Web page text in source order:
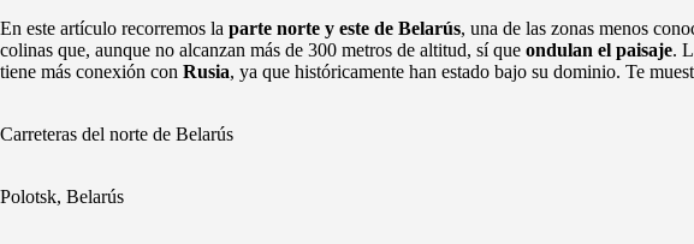
En este artículo recorremos la parte norte y este de Belarús, una de las zonas menos
colinas que, aunque no alcanzan más de 300 metros de altitud, sí que ondulan el paisaje.
tiene más conexión con Rusia, ya que históricamente han estado bajo su dominio. Te
Carreteras del norte de Belarús
Polotsk, Belarús